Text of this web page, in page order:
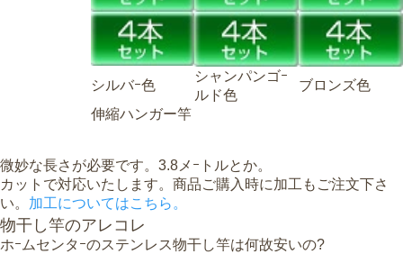
シルバｰ色
シャンパンゴｰ
ルド色
ブロンズ色
伸縮ハンガー竿
微妙な長さが必要です。3.8メｰトルとか。
カットで対応いたします。商品ご購入時に加工もご注文下さ
い。 加工についてはこちら。
物干し竿のアレコレ
ホｰムセンタｰのステンレス物干し竿は何故安いの?